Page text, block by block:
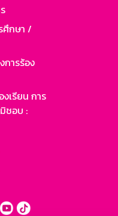
ศึกษา /
การร้อง
งเรียน การ
ชอบ :